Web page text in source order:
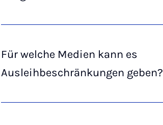
Für welche Medien kann es
Ausleihbeschränkungen geben?